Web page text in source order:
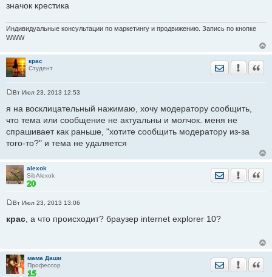
значок крестика
Индивидуальные консультации по маркетингу и продвижению. Запись по кнопке
WWW
крас
Студент
Отправить
о
б
е
н
Вт Июл 23, 2013 12:53
я на восклицательный нажимаю, хочу модератору сообщить,
что тема или сообщение не актуальны и молчок. меня не
спрашивает как раньше, "хотите сообщить модератору из-за
того-то?" и тема не удаляется
alexok
SibAlexok
Отправить
о
н
и
е
Вт Июл 23, 2013 13:06
крас , а что происходит? браузер internet explorer 10?
мама Даши
Профессор
Отправить